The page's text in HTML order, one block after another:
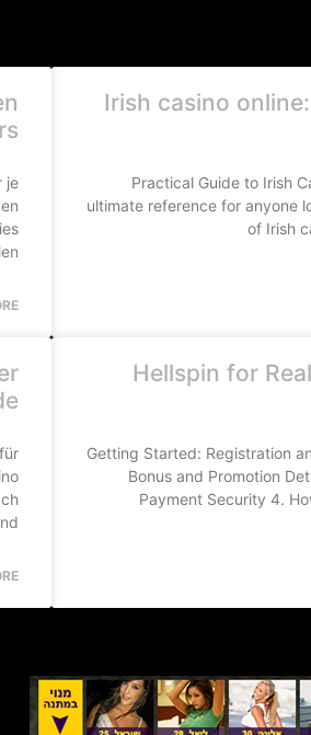
Irish casino
Practical Guide to Irish
ultimate reference for anyone
of Irish
je
»
Hellspin for
1. Getting Started: Registration
Bonus and Promotion
Payment Security 4.
»